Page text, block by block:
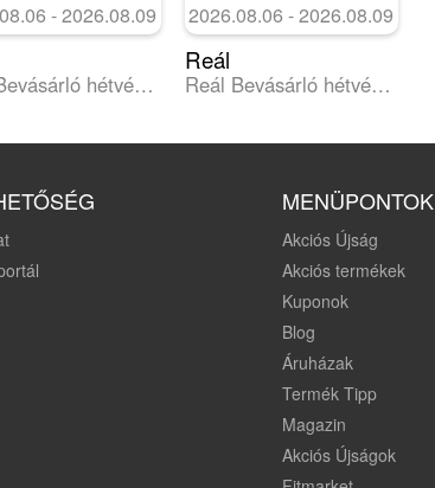
- 2026.08.09
Reál Bevásárló hétvége - Kisalföld
2026.08.06 - 2026.08.09
Reál
Reál Bevásárló hétvége - Kelet Magyarország
MENÜPONTOK
Akciós Újság
Akciós termékek
Kuponok
Blog
Áruházak
Termék Tipp
Magazin
Akciós Újságok